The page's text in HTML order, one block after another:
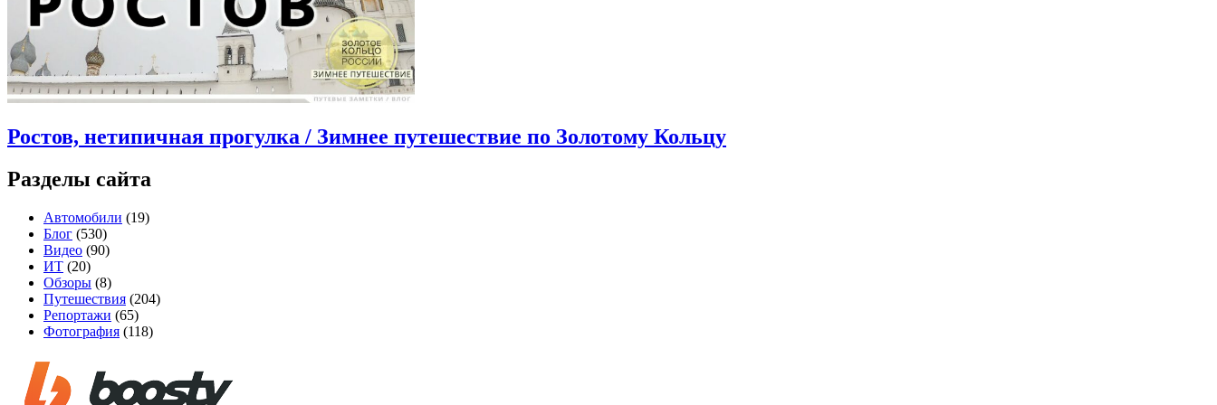
Ростов, нетипичная прогулка / Зимнее путешествие по Золотому Кольцу
Разделы сайта
Автомобили (19)
Блог (530)
Видео (90)
ИТ (20)
Обзоры (8)
Путешествия (204)
Репортажи (65)
Фотография (118)